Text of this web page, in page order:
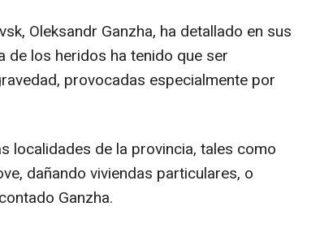
Oleksandr Ganzha, ha detallado en sus
de los heridos ha tenido que ser
provocadas especialmente por
localidades de la provincia, tales como
dañando viviendas particulares, o
Ganzha.